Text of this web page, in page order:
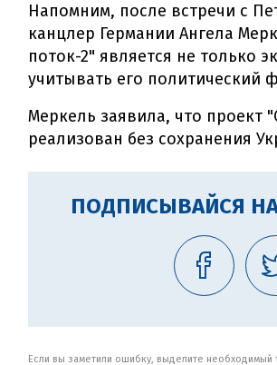
Напомним, после встречи с
канцлер Германии Ангела
поток-2" является не только
учитывать его политический
Меркель заявила, что проект
реализован без сохранения
ПОДПИСЫВАЙСЯ
Если вы заметили ошибку, выделите необходимый